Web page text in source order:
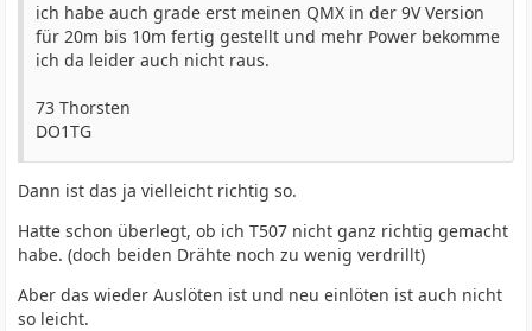
ich habe auch grade erst meinen QMX in der 9V Version
für 20m bis 10m fertig gestellt und mehr Power bekomme
ich da leider auch nicht raus.
73 Thorsten
DO1TG
Dann ist das ja vielleicht richtig so.
Hatte schon überlegt, ob ich T507 nicht ganz richtig gemacht
habe. (doch beiden Drähte noch zu wenig verdrillt)
Aber das wieder Auslöten ist und neu einlöten ist auch nicht
so leicht.